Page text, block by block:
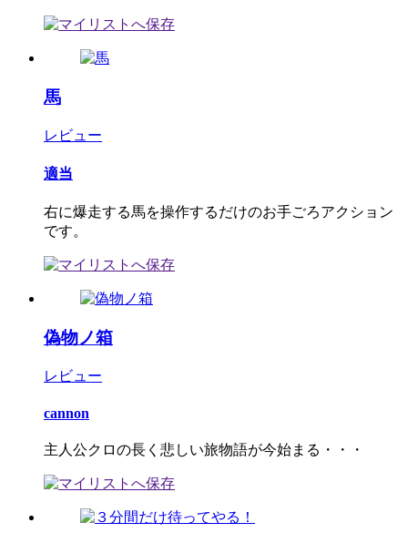
馬
レビュー
適当
右に爆走する馬を操作するだけのお手ごろアクション
です。
偽物ノ箱
レビュー
cannon
主人公クロの長く悲しい旅物語が今始まる・・・